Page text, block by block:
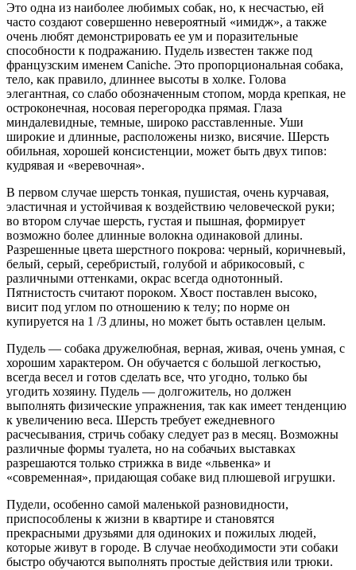
Это одна из наиболее любимых собак, но, к несчастью, ей
часто создают совершенно невероятный «имидж», а также
очень любят демонстрировать ее ум и поразительные
способности к подражанию. Пудель известен также под
французским именем Caniche. Это пропорциональная собака,
тело, как правило, длиннее высоты в холке. Голова
элегантная, со слабо обозначенным стопом, морда крепкая, не
остроконечная, носовая перегородка прямая. Глаза
миндалевидные, темные, широко расставленные. Уши
широкие и длинные, расположены низко, висячие. Шерсть
обильная, хорошей консистенции, может быть двух типов:
кудрявая и «веревочная».
В первом случае шерсть тонкая, пушистая, очень курчавая,
эластичная и устойчивая к воздействию человеческой руки;
во втором случае шерсть, густая и пышная, формирует
возможно более длинные волокна одинаковой длины.
Разрешенные цвета шерстного покрова: черный, коричневый,
белый, серый, серебристый, голубой и абрикосовый, с
различными оттенками, окрас всегда однотонный.
Пятнистость считают пороком. Хвост поставлен высоко,
висит под углом по отношению к телу; по норме он
купируется на 1 /3 длины, но может быть оставлен целым.
Пудель — собака дружелюбная, верная, живая, очень умная, с
хорошим характером. Он обучается с большой легкостью,
всегда весел и готов сделать все, что угодно, только бы
угодить хозяину. Пудель — долгожитель, но должен
выполнять физические упражнения, так как имеет тенденцию
к увеличению веса. Шерсть требует ежедневного
расчесывания, стричь собаку следует раз в месяц. Возможны
различные формы туалета, но на собачьих выставках
разрешаются только стрижка в виде «львенка» и
«современная», придающая собаке вид плюшевой игрушки.
Пудели, особенно самой маленькой разновидности,
приспособлены к жизни в квартире и становятся
прекрасными друзьями для одиноких и пожилых людей,
которые живут в городе. В случае необходимости эти собаки
быстро обучаются выполнять простые действия или трюки.